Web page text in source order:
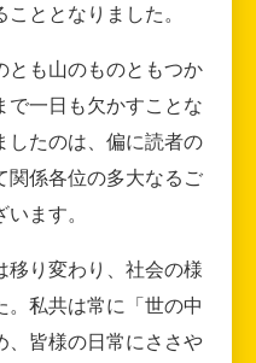
ととなりました。
とも山のものともつか
で一日も欠かすことな
したのは、偏に読者の
関係各位の多大なるご
ます。
移り変わり、社会の様
私共は常に「世の中
、皆様の日常にささや